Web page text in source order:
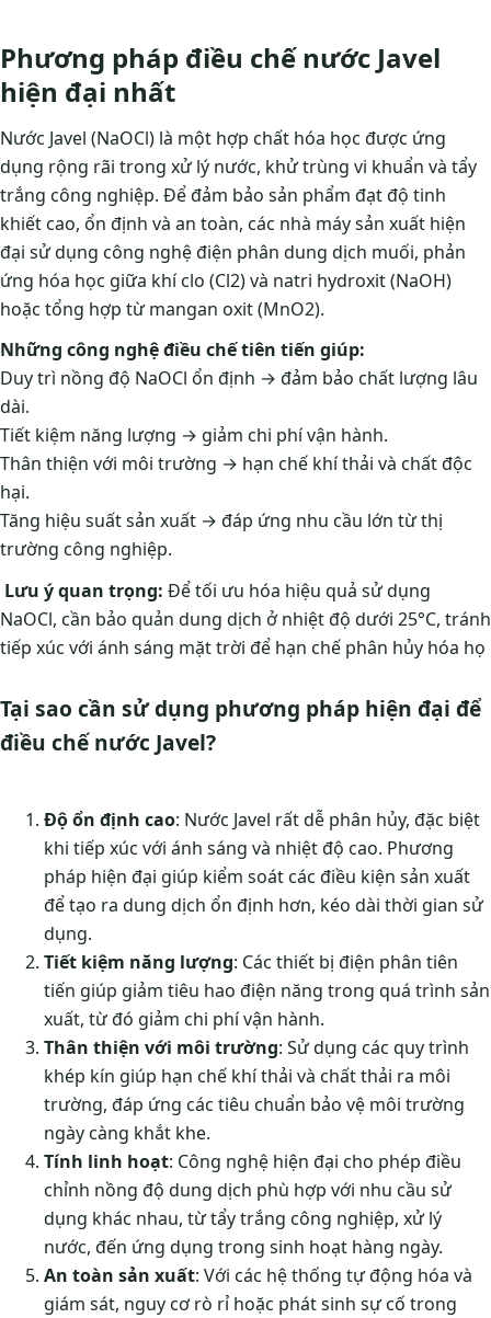
Phương pháp điều chế nước Javel
hiện đại nhất
Nước Javel (NaOCl) là một hợp chất hóa học được ứng
dụng rộng rãi trong xử lý nước, khử trùng vi khuẩn và tẩy
trắng công nghiệp. Để đảm bảo sản phẩm đạt độ tinh
khiết cao, ổn định và an toàn, các nhà máy sản xuất hiện
đại sử dụng công nghệ điện phân dung dịch muối, phản
ứng hóa học giữa khí clo (Cl2) và natri hydroxit (NaOH)
hoặc tổng hợp từ mangan oxit (MnO2).
Những công nghệ điều chế tiên tiến giúp:
Duy trì nồng độ NaOCl ổn định → đảm bảo chất lượng lâu
dài.
Tiết kiệm năng lượng → giảm chi phí vận hành.
Thân thiện với môi trường → hạn chế khí thải và chất độc
hại.
Tăng hiệu suất sản xuất → đáp ứng nhu cầu lớn từ thị
trường công nghiệp.
Lưu ý quan trọng: Để tối ưu hóa hiệu quả sử dụng
NaOCl, cần bảo quản dung dịch ở nhiệt độ dưới 25°C, tránh
tiếp xúc với ánh sáng mặt trời để hạn chế phân hủy hóa họ
Tại sao cần sử dụng phương pháp hiện đại để
điều chế nước Javel?
Độ ổn định cao: Nước Javel rất dễ phân hủy, đặc biệt
khi tiếp xúc với ánh sáng và nhiệt độ cao. Phương
pháp hiện đại giúp kiểm soát các điều kiện sản xuất
để tạo ra dung dịch ổn định hơn, kéo dài thời gian sử
dụng.
Tiết kiệm năng lượng: Các thiết bị điện phân tiên
tiến giúp giảm tiêu hao điện năng trong quá trình sản
xuất, từ đó giảm chi phí vận hành.
Thân thiện với môi trường: Sử dụng các quy trình
khép kín giúp hạn chế khí thải và chất thải ra môi
trường, đáp ứng các tiêu chuẩn bảo vệ môi trường
ngày càng khắt khe.
Tính linh hoạt: Công nghệ hiện đại cho phép điều
chỉnh nồng độ dung dịch phù hợp với nhu cầu sử
dụng khác nhau, từ tẩy trắng công nghiệp, xử lý
nước, đến ứng dụng trong sinh hoạt hàng ngày.
An toàn sản xuất: Với các hệ thống tự động hóa và
giám sát, nguy cơ rò rỉ hoặc phát sinh sự cố trong